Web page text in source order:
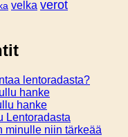
velka verot
lentoradasta?
hanke
hanke
Lentoradasta
minulle niin tärkeää